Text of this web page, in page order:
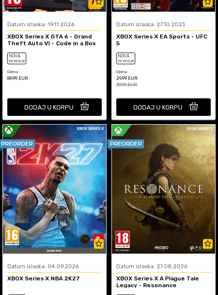
Datum izlaska: 19.11.2026
XBOX Series X GTA 6 - Grand
Theft Auto VI - Code in a Box
NOVA
89,99 EUR
Cijena
89,99 EUR
DODAJ U KORPU
Datum izlaska: 27.10.2023
XBOX Series X EA Sports - UFC
5
NOVA
29,99 EUR
Cijena
29,99 EUR
39,99EUR
DODAJ U KORPU
Datum izlaska: 04.09.2026
XBOX Series X NBA 2K27
Datum izlaska: 27.08.2026
XBOX Series X A Plague Tale
Legacy - Resonance